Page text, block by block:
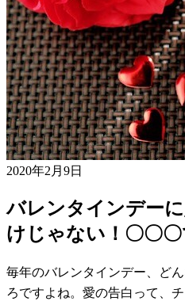
2020年2月9日
バレンタインデー
けじゃない！〇〇
毎年のバレンタインデー、ど
ろですよね。愛の告白って、